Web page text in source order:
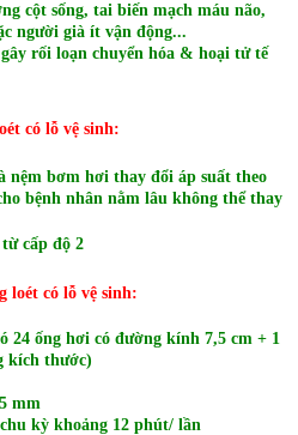
cột sống, tai biến mạch máu não,
người già ít vận động...
rối loạn chuyển hóa & hoại tử tế
có lỗ vệ sinh:
nệm bơm hơi thay đổi áp suất theo
bệnh nhân nằm lâu không thể thay
cấp độ 2
loét có lỗ vệ sinh:
24 ống hơi có đường kính 7,5 cm + 1
kích thước)
mm
kỳ khoảng 12 phút/ lần